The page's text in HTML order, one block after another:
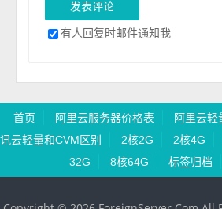
有人回复时邮件通知我
首页 阿里云服务器价格表 阿里云轻
讯云轻量和CVM区别
2核2G 2核4G
32G
8核64G 标签归档